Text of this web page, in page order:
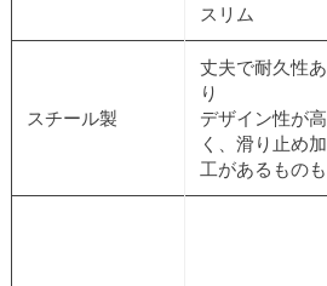
スリム
スチール製
丈夫で耐久性あ
り
デザイン性が高
く、滑り止め加
工があるものも